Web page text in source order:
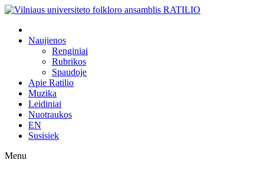
Naujienos
Renginiai
Rubrikos
Spaudoje
Apie Ratilio
Muzika
Leidiniai
Nuotraukos
EN
Susisiek
Menu